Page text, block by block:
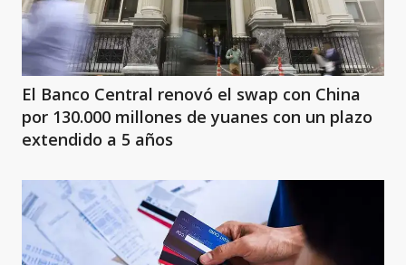
El Banco Central renovó el swap con China
por 130.000 millones de yuanes con un plazo
extendido a 5 años